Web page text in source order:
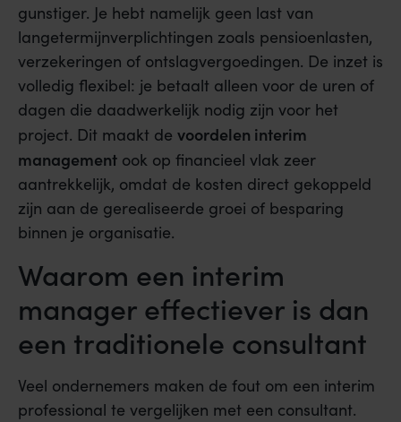
gunstiger. Je hebt namelijk geen last van
langetermijnverplichtingen zoals pensioenlasten,
verzekeringen of ontslagvergoedingen. De inzet is
volledig flexibel: je betaalt alleen voor de uren of
dagen die daadwerkelijk nodig zijn voor het
project. Dit maakt de voordelen interim
management ook op financieel vlak zeer
aantrekkelijk, omdat de kosten direct gekoppeld
zijn aan de gerealiseerde groei of besparing
binnen je organisatie.
Waarom een interim
manager effectiever is dan
een traditionele consultant
Veel ondernemers maken de fout om een interim
professional te vergelijken met een consultant.